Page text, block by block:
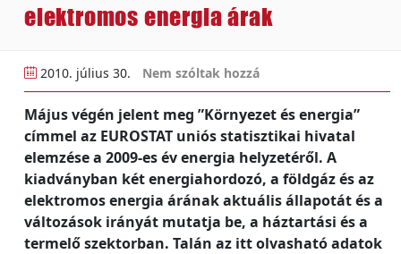
elektromos energia árak
2010. július 30. Nem szóltak hozzá
Május végén jelent meg ”Környezet és energia”
címmel az EUROSTAT uniós statisztikai hivatal
elemzése a 2009-es év energia helyzetéről. A
kiadványban két energiahordozó, a földgáz és az
elektromos energia árának aktuális állapotát és a
változások irányát mutatja be, a háztartási és a
termelő szektorban. Talán az itt olvasható adatok